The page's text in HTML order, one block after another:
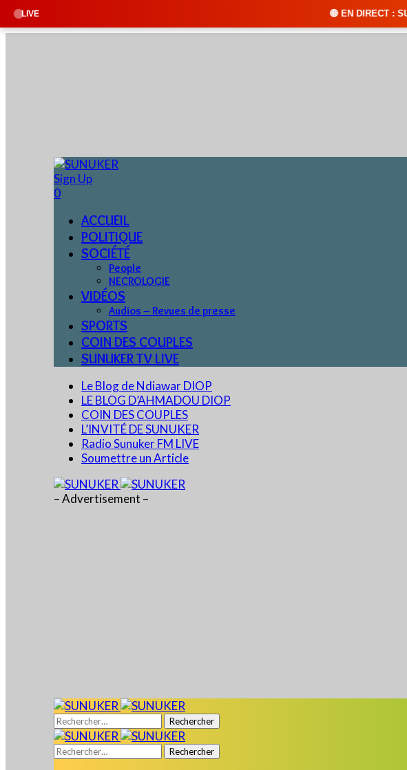
LIVE 🔴 EN DIRECT : SUNUKER FM •
Sign Up
0
ACCUEIL
POLITIQUE
SOCIÉTÉ
People
NECROLOGIE
VIDÉOS
Audios – Revues de presse
SPORTS
COIN DES COUPLES
SUNUKER TV LIVE
Le Blog de Ndiawar DIOP
LE BLOG D’AHMADOU DIOP
COIN DES COUPLES
L’INVITÉ DE SUNUKER
Radio Sunuker FM LIVE
Soumettre un Article
– Advertisement –
Rechercher :
Rechercher :